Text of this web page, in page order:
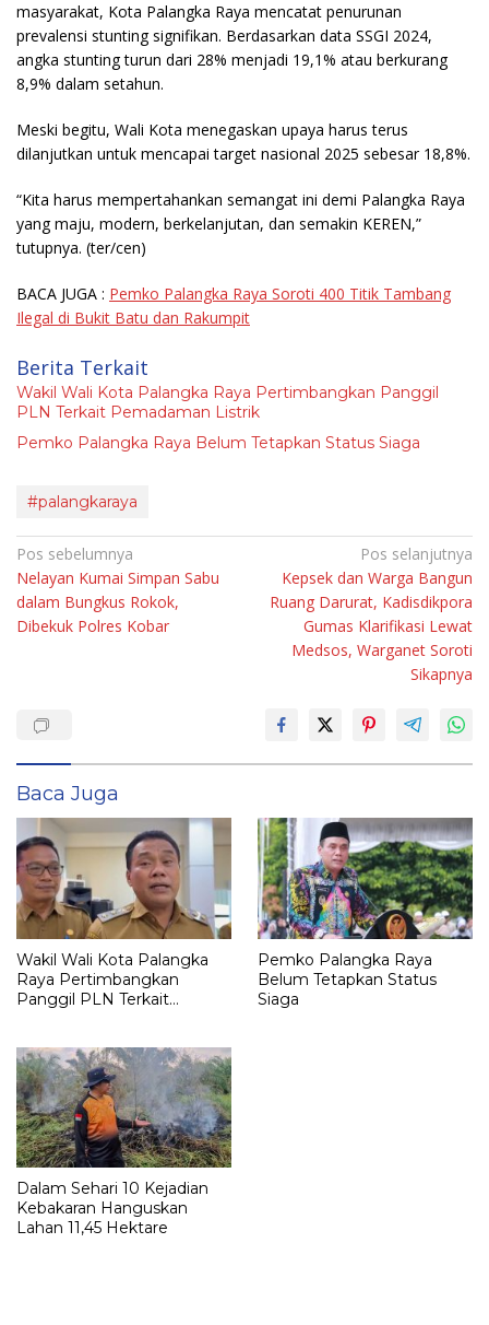
masyarakat, Kota Palangka Raya mencatat penurunan
prevalensi stunting signifikan. Berdasarkan data SSGI 2024,
angka stunting turun dari 28% menjadi 19,1% atau berkurang
8,9% dalam setahun.
Meski begitu, Wali Kota menegaskan upaya harus terus
dilanjutkan untuk mencapai target nasional 2025 sebesar 18,8%.
“Kita harus mempertahankan semangat ini demi Palangka Raya
yang maju, modern, berkelanjutan, dan semakin KEREN,”
tutupnya. (ter/cen)
BACA JUGA : Pemko Palangka Raya Soroti 400 Titik Tambang
Ilegal di Bukit Batu dan Rakumpit
Berita Terkait
Wakil Wali Kota Palangka Raya Pertimbangkan Panggil
PLN Terkait Pemadaman Listrik
Pemko Palangka Raya Belum Tetapkan Status Siaga
#palangkaraya
Navigasi
pos
Pos sebelumnya
Nelayan Kumai Simpan Sabu
dalam Bungkus Rokok,
Dibekuk Polres Kobar
Pos selanjutnya
Kepsek dan Warga Bangun
Ruang Darurat, Kadisdikpora
Gumas Klarifikasi Lewat
Medsos, Warganet Soroti
Sikapnya
Baca Juga
Wakil Wali Kota Palangka
Raya Pertimbangkan
Panggil PLN Terkait
Pemko Palangka Raya
Belum Tetapkan Status
Siaga
Dalam Sehari 10 Kejadian
Kebakaran Hanguskan
Lahan 11,45 Hektare